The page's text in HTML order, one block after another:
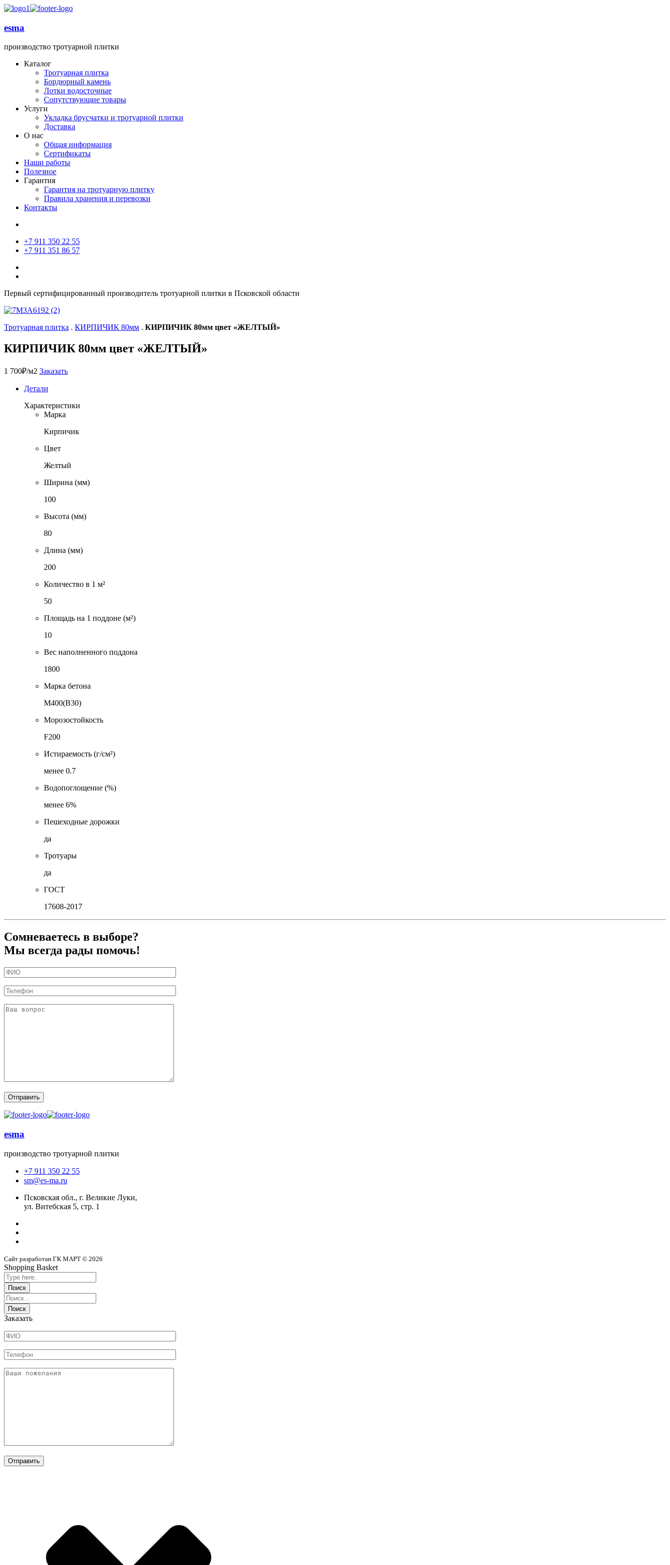
esma
производство тротуарной плитки
Каталог
Тротуарная плитка
Бордюрный камень
Лотки водосточные
Сопутствующие товары
Услуги
Укладка брусчатки и тротуарной плитки
Доставка
О нас
Общая информация
Сертификаты
Наши работы
Полезное
Гарантия
Гарантия на тротуарную плитку
Правила хранения и перевозки
Контакты
+7 911 350 22 55
+7 911 351 86 57
Первый сертифицированный производитель тротуарной плитки в Псковской области
Тротуарная плитка . КИРПИЧИК 80мм . КИРПИЧИК 80мм цвет «ЖЕЛТЫЙ»
КИРПИЧИК 80мм цвет «ЖЕЛТЫЙ»
1 700₽/м2 Заказать
Детали
Характеристики
Марка
Кирпичик
Цвет
Желтый
Ширина (мм)
100
Высота (мм)
80
Длина (мм)
200
Количество в 1 м²
50
Площадь на 1 поддоне (м²)
10
Вес наполненного поддона
1800
Марка бетона
М400(В30)
Морозостойкость
F200
Истираемость (г/см²)
менее 0.7
Водопоглощение (%)
менее 6%
Пешеходные дорожки
да
Тротуары
да
ГОСТ
17608-2017
Сомневаетесь в выборе?
Мы всегда рады помочь!
esma
производство тротуарной плитки
+7 911 350 22 55
sm@es-ma.ru
Псковская обл., г. Великие Луки,
ул. Витебская 5, стр. 1
Сайт разработан ГК МАРТ © 2026
Shopping Basket
Заказать